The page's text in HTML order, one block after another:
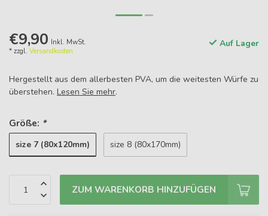
€9,90 Inkl. MwSt.
* zzgl. Versandkosten
Auf Lager
Hergestellt aus dem allerbesten PVA, um die weitesten Würfe zu
überstehen. Lesen Sie mehr.
Größe: *
size 7 (80x120mm) size 8 (80x170mm)
ZUM WARENKORB HINZUFÜGEN